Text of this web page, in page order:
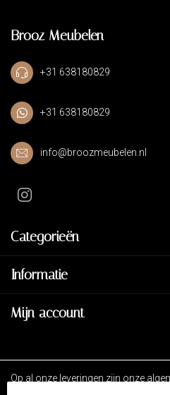
Brooz Meubelen
+31 638180829
+31 638180829
info@broozmeubelen.nl
Categorieën
Informatie
Mijn account
Op al onze leveringen zijn onze